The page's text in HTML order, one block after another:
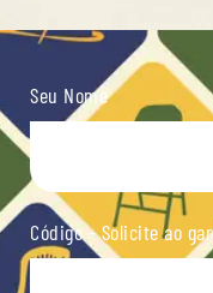
Seu Nome
Código - Solicite ao